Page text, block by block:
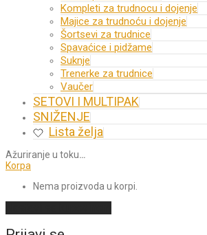
Kompleti za trudnocu i dojenje
Majice za trudnoću i dojenje
Šortsevi za trudnice
Spavaćice i pidžame
Suknje
Trenerke za trudnice
Vaučer
SETOVI I MULTIPAK
SNIŽENJE
Lista želja
Ažuriranje u toku…
Korpa
Nema proizvoda u korpi.